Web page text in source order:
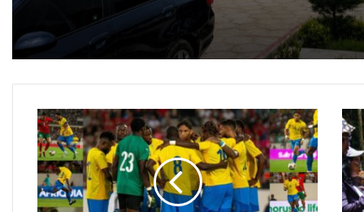
Classement
FIFA
:
le
Gabon
perd
:
3
748